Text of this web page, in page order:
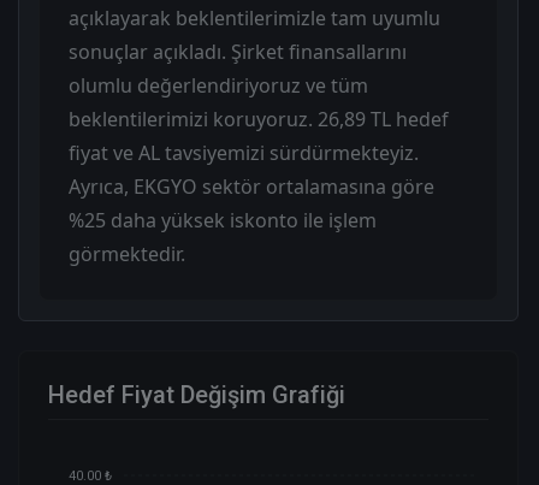
açıklayarak beklentilerimizle tam uyumlu
sonuçlar açıkladı. Şirket finansallarını
olumlu değerlendiriyoruz ve tüm
beklentilerimizi koruyoruz. 26,89 TL hedef
fiyat ve AL tavsiyemizi sürdürmekteyiz.
Ayrıca, EKGYO sektör ortalamasına göre
%25 daha yüksek iskonto ile işlem
görmektedir.
Hedef Fiyat Değişim Grafiği
40.00 ₺